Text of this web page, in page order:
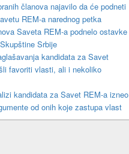
članova najavilo da će podneti
REM-a narednog petka
Saveta REM-a podnelo ostavke
Srbije
kandidata za Savet
favoriti vlasti, ali i nekoliko
kandidata za Savet REM-a izneo
od onih koje zastupa vlast